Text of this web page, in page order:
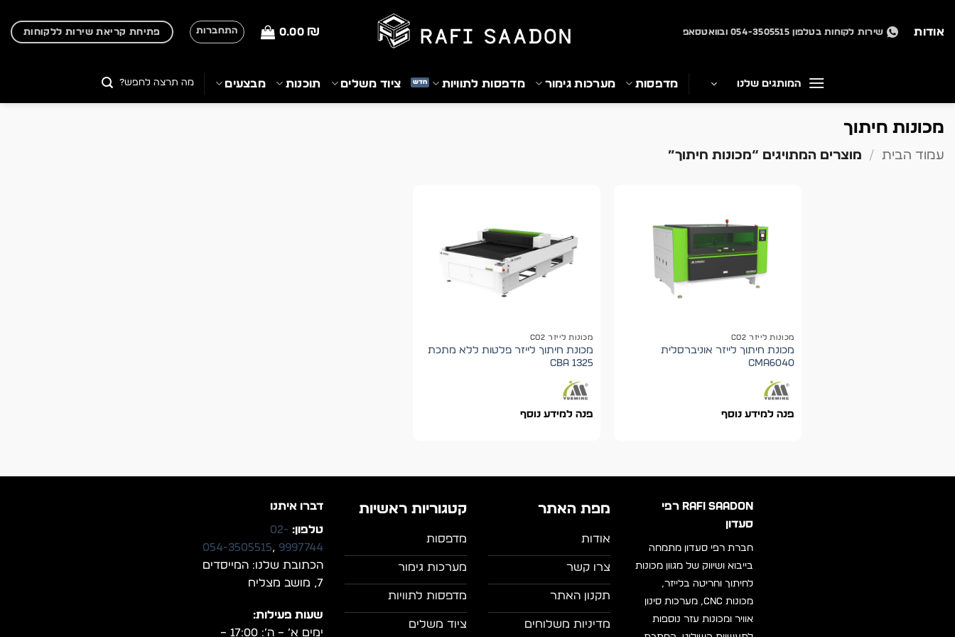
אודות שירות לקוחות בטלפון 054-3505515 ובוואטסאפ 0.00 ₪ התחברות פתיחת קריאת שירות ללקוחות
המותגים שלנו מדפסות מערכות גימור מדפסות לתוויות ציוד משלים תוכנות מבצעים
מכונות חיתוך
עמוד הבית / מוצרים המתויגים “מכונות חיתוך”
מכונות לייזר CO2
מכונת חיתוך לייזר אוניברסלית
CMA6040
פנה למידע נוסף
מכונות לייזר CO2
מכונת חיתוך לייזר פלטות ללא מתכת
1325 CBA
פנה למידע נוסף
RAFI SAADON רפי
סעדון
חברת רפי סעדון מתמחה
בייבוא ושיווק של מגוון מכונות
לחיתוך וחריטה בלייזר,
מכונות CNC, מערכות סינון
אוויר ומכונות עזר נוספות
מפת האתר
אודות
צרו קשר
תקנון האתר
מדיניות משלוחים
קטגוריות ראשיות
מדפסות
מערכות גימור
מדפסות לתוויות
ציוד משלים
דברו איתנו
טלפון: 02-
9997744
,
054-3505515
הכתובת שלנו: המייסדים
7, מושב מצליח
שעות פעילות:
ימים א’ – ה’: 17:00 –